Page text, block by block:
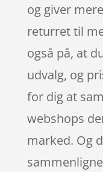
og giver
returret til
også på, at
udvalg, og
for dig at
webshops
marked. Og